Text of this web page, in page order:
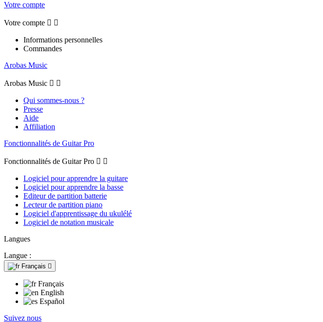
Votre compte
Votre compte  
Informations personnelles
Commandes
Arobas Music
Arobas Music  
Qui sommes-nous ?
Presse
Aide
Affiliation
Fonctionnalités de Guitar Pro
Fonctionnalités de Guitar Pro  
Logiciel pour apprendre la guitare
Logiciel pour apprendre la basse
Editeur de partition batterie
Lecteur de partition piano
Logiciel d'apprentissage du ukulélé
Logiciel de notation musicale
Langues
Langue :
Français 
Français
English
Español
Suivez nous